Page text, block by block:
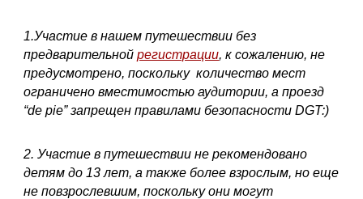
1.Участие в нашем путешествии без
предварительной регистрации, к сожалению, не
предусмотрено, поскольку количество мест
ограничено вместимостью аудитории, а проезд
“de pie” запрещен правилами безопасности DGT:)
2. Участие в путешествии не рекомендовано
детям до 13 лет, а также более взрослым, но еще
не повзрослевшим, поскольку они могут